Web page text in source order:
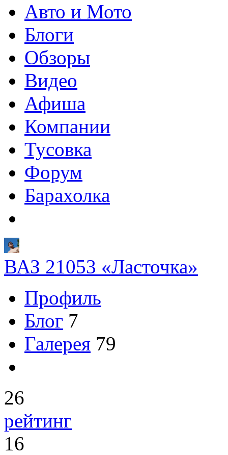
Авто и Мото
Блоги
Обзоры
Видео
Афиша
Компании
Тусовка
Форум
Барахолка
ВАЗ 21053 «Ласточка»
Профиль
Блог 7
Галерея 79
26
рейтинг
16